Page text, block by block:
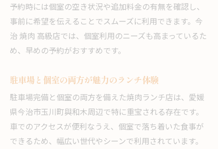
予約時には個室の空き状況や追加料金の有無を確認し、
事前に希望を伝えることでスムーズに利用できます。今
治 焼肉 高級店では、個室利用のニーズも高まっているた
め、早めの予約がおすすめです。
駐車場と個室の両方が魅力のランチ体験
駐車場完備と個室の両方を備えた焼肉ランチ店は、愛媛
県今治市玉川町與和木周辺で特に重宝される存在です。
車でのアクセスが便利なうえ、個室で落ち着いた食事が
できるため、幅広い世代やシーンで利用されています。